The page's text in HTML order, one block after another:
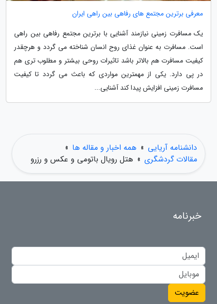
معرفی برترین مجتمع های رفاهی بین راهی ایران
یک مسافرت زمینی نیازمند آشنایی با برترین مجتمع رفاهی بین راهی
است. مسافرت به عنوان غذای روح انسان شناخته می گردد و هرچقدر
کیفیت مسافرت هم بالاتر باشد تاثیرات روحی بیشتر و مطلوب تری هم
در پی دارد. یکی از مهمترین مواردی که باعث می گردد تا کیفیت
مسافرت زمینی افزایش پیدا کند آشنایی...
دانشنامه آریایی » همه اخبار و مقاله ها »
مقالات گردشگری » هتل رویال باتومی و عکس و رزرو
خبرنامه
عضویت